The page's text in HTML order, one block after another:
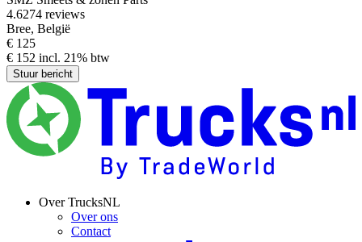
4.6274 reviews
Bree, België
€ 125
€ 152 incl. 21% btw
Stuur bericht
Over TrucksNL
Over ons
Contact